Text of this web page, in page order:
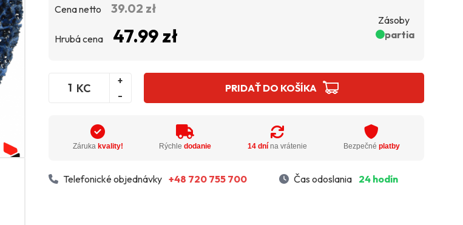
Cena netto 39.02 zł
Hrubá cena 47.99 zł
Zásoby
partia
KC
+
-
PRIDAŤ DO KOŠÍKA
Záruka kvality! Rýchledodanie 14 dní na vrátenie Bezpečné platby
Telefonické objednávky +48 720 755 700 Čas odoslania 24 hodín